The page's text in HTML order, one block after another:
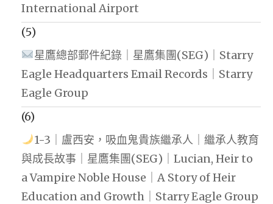
International Airport
(5)
星鷹總部郵件紀錄｜星鷹集團(SEG)｜Starry
Eagle Headquarters Email Records｜Starry
Eagle Group
(6)
1-3｜盧西安，吸血鬼貴族繼承人｜繼承人教育
與成長故事｜星鷹集團(SEG)｜Lucian, Heir to
a Vampire Noble House｜A Story of Heir
Education and Growth｜Starry Eagle Group